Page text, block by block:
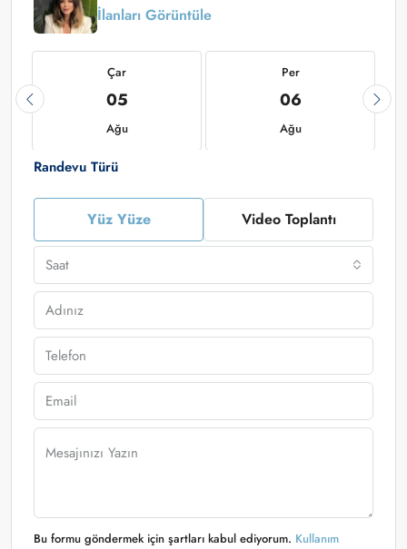
İlanları Görüntüle
Çar
05
Ağu
Per
06
Ağu
Randevu Türü
Yüz Yüze Video Toplantı
Saat
Bu formu göndermek için şartları kabul ediyorum. Kullanım